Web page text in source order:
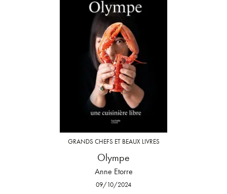
GRANDS CHEFS ET BEAUX LIVRES
Olympe
Anne Etorre
09/10/2024